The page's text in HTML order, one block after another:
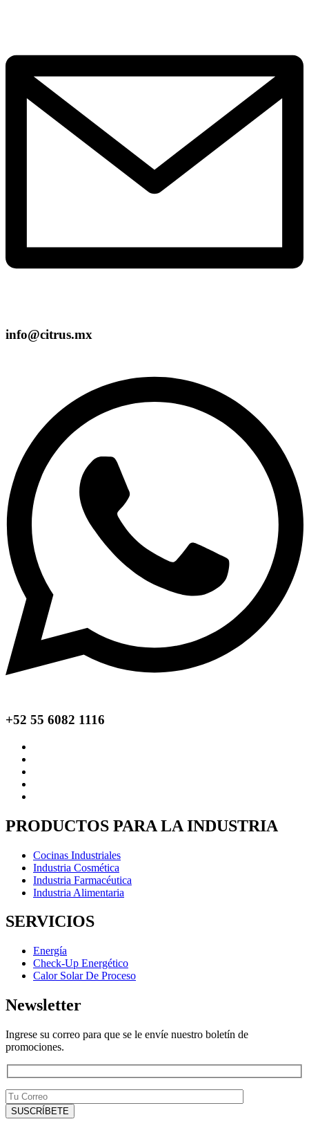
info@citrus.mx
+52 55 6082 1116
PRODUCTOS PARA LA INDUSTRIA
Cocinas Industriales
Industria Cosmética
Industria Farmacéutica
Industria Alimentaria
SERVICIOS
Energía
Check-Up Energético
Calor Solar De Proceso
Newsletter
Ingrese su correo para que se le envíe nuestro boletín de
promociones.